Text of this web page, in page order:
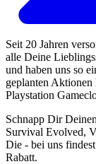
Seit 20 Jahren
alle Deine
und haben uns so
geplanten
Playstation
Schnapp Dir
Survival Evolved,
Die - bei uns
Rabatt.